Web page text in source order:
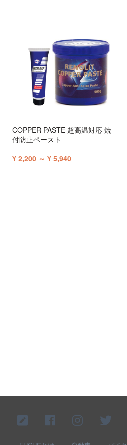
COPPER PASTE 超高温対応 焼
付防止ペースト
¥ 2,200 ～ ¥ 5,940